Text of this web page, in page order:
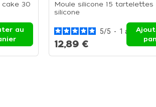
cake 30
au
Moule silicone 15 tartelettes
silicone
5/5 - 1 avis
12,89 €